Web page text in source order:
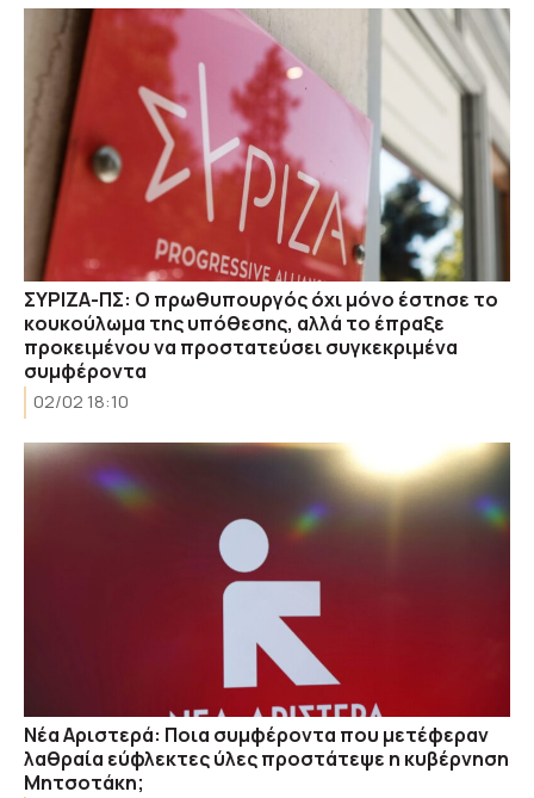
ΣΥΡΙΖΑ-ΠΣ: Ο πρωθυπουργός όχι μόνο έστησε το
κουκούλωμα της υπόθεσης, αλλά το έπραξε
προκειμένου να προστατεύσει συγκεκριμένα
συμφέροντα
02/02 18:10
Νέα Αριστερά: Ποια συμφέροντα που μετέφεραν
λαθραία εύφλεκτες ύλες προστάτεψε η κυβέρνηση
Μητσοτάκη;